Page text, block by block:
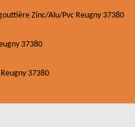
Zinc/Alu/Pvc Reugny 37380
37380
37380